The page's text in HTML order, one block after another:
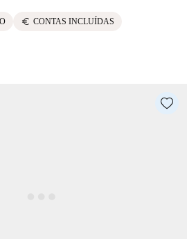
euro CONTAS INCLUÍDAS